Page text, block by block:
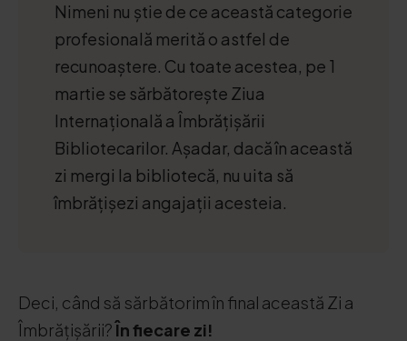
Nimeni nu știe de ce această categorie
profesională merită o astfel de
recunoaștere. Cu toate acestea, pe 1
martie se sărbătorește Ziua
Internațională a Îmbrățișării
Bibliotecarilor. Așadar, dacă în această
zi mergi la bibliotecă, nu uita să
îmbrățișezi angajații acesteia.
Deci, când să sărbătorim în final această Zi a
Îmbrățișării?În fiecare zi!